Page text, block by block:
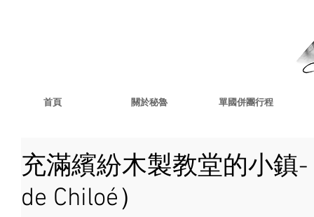
首頁 關於秘魯 單國併團行程
充滿繽紛木製教堂的小鎮
de Chiloé）